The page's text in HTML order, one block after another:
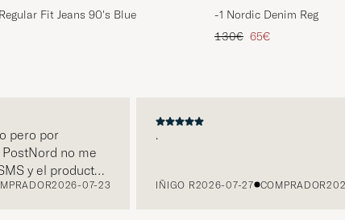
Fit Jeans 90's Blue
-1 Nordic Denim Regular
Precio ordinario
130€ Precio reducido
65€
por
no me
y el producto
habiendo
2026-07-23 IÑIGO R2026-07-27 COMPRADOR2026-